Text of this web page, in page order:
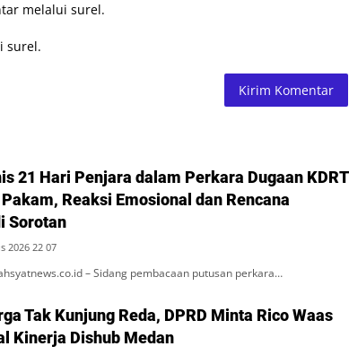
melalui surel.
surel.
21 Hari Penjara dalam Perkara Dugaan KDRT
Reaksi Emosional dan Rencana
Sorotan
2026 22 07
– Sidang pembacaan putusan perkara…
Tak Kunjung Reda, DPRD Minta Rico Waas
Kinerja Dishub Medan